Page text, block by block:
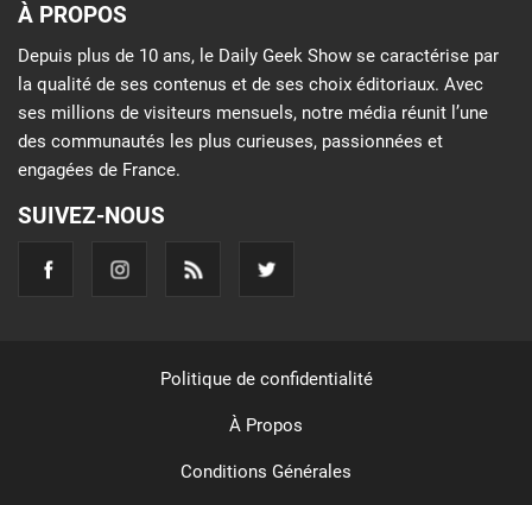
À PROPOS
Depuis plus de 10 ans, le Daily Geek Show se caractérise par
la qualité de ses contenus et de ses choix éditoriaux. Avec
ses millions de visiteurs mensuels, notre média réunit l’une
des communautés les plus curieuses, passionnées et
engagées de France.
SUIVEZ-NOUS
Politique de confidentialité
À Propos
Conditions Générales